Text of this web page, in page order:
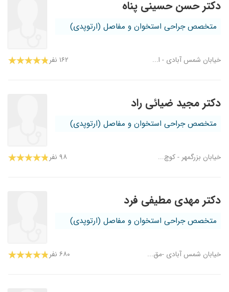
دکتر حسن حسینی پناه
متخصص جراحی استخوان و مفاصل (ارتوپدی)
خیابان شمس آبادی - ا... ۱۶۲ نفر
دکتر مجید ضیائی راد
متخصص جراحی استخوان و مفاصل (ارتوپدی)
خیابان بزرگمهر - کوچ... ۹۸ نفر
دکتر مهدی مطیفی فرد
متخصص جراحی استخوان و مفاصل (ارتوپدی)
خیابان شمس آبادی -مق... ۶۸۰ نفر